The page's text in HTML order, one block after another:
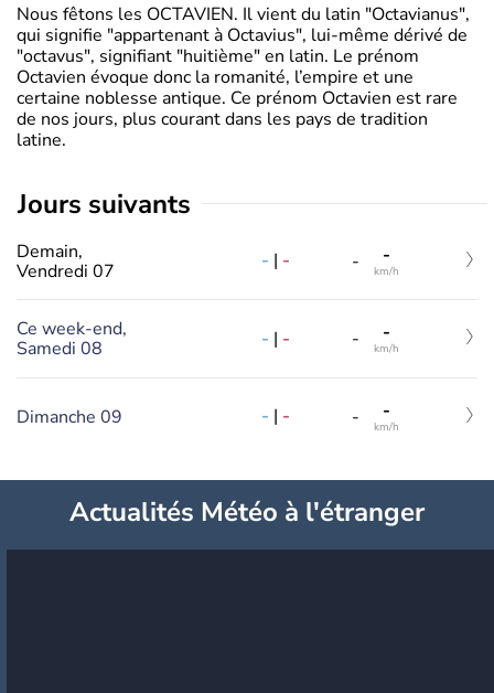
Nous fêtons les OCTAVIEN. Il vient du latin "Octavianus",
qui signifie "appartenant à Octavius", lui-même dérivé de
"octavus", signifiant "huitième" en latin. Le prénom
Octavien évoque donc la romanité, l’empire et une
certaine noblesse antique. Ce prénom Octavien est rare
de nos jours, plus courant dans les pays de tradition
latine.
jours suivants
Demain,
Vendredi 07
- | - - -
km/h
Ce week-end,
Samedi 08
- | - - -
km/h
Dimanche 09 - | - - -
km/h
Actualités Météo à l'étranger